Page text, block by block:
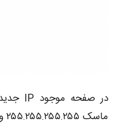
ماسک ۲۵۵.۲۵۵.۲۵۵.۲۵۵ وارد و ذخیره کنید.